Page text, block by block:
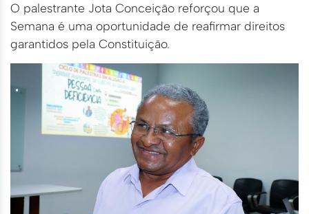
O palestrante Jota Conceição reforçou que a
Semana é uma oportunidade de reafirmar direitos
garantidos pela Constituição.